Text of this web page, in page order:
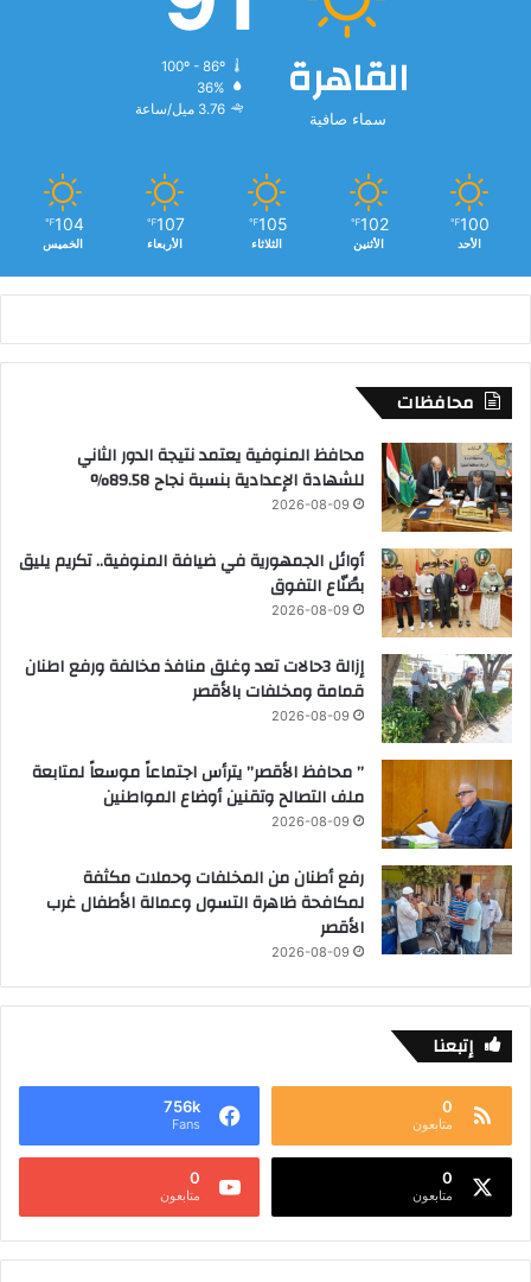
القاهرة
سماء صافية
100º - 86º
36%
3.76 ميل/ساعة
100
℉
الأحد
102
℉
الأثنين
105
℉
الثلاثاء
107
℉
الأربعاء
104
℉
الخميس
محافظات
محافظ المنوفية يعتمد نتيجة الدور الثاني
للشهادة الإعدادية بنسبة نجاح 89.58%
2026-08-09
أوائل الجمهورية في ضيافة المنوفية.. تكريم يليق
بصُنّاع التفوق
2026-08-09
إزالة 3حالات تعد وغلق منافذ مخالفة ورفع اطنان
قمامة ومخلفات بالأقصر
2026-08-09
” محافظ الأقصر” يترأس اجتماعاً موسعاً لمتابعة
ملف التصالح وتقنين أوضاع المواطنين
2026-08-09
رفع أطنان من المخلفات وحملات مكثفة
لمكافحة ظاهرة التسول وعمالة الأطفال غرب
الأقصر
2026-08-09
إتبعنا
0
متابعون
756k
Fans
0
متابعون
0
متابعون